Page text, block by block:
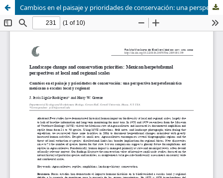
Cambios en el paisaje y prioridades de conservación: una perspectiva herpetofaunística mexicana a escalas local y regional